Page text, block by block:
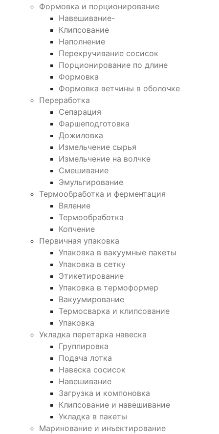
Формовка и порционирование
Навешивание-
Клипсование
Наполнение
Перекручивание сосисок
Порционирование по длине
Формовка
Формовка ветчины в оболочке
Переработка
Сепарация
Фаршеподготовка
Дожиловка
Измельчение сырья
Измельчение на волчке
Смешивание
Эмульгирование
Термообработка и ферментация
Вяление
Термообработка
Копчение
Первичная упаковка
Упаковка в вакуумные пакеты
Упаковка в сетку
Этикетирование
Упаковка в термоформер
Вакуумирование
Термосварка и клипсование
Упаковка
Укладка перетарка навеска
Группировка
Подача лотка
Навеска сосисок
Навешивание
Загрузка и компоновка
Клипсование и навешивание
Укладка в пакеты
Маринование и инъектирование